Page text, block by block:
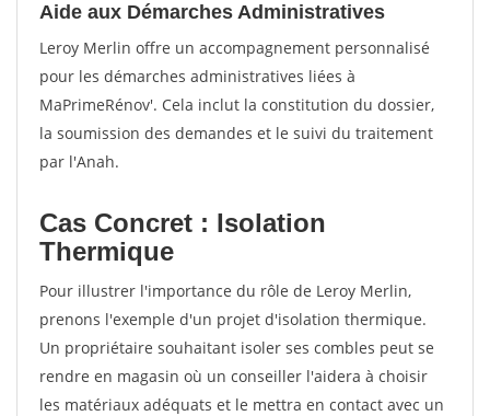
Aide aux Démarches Administratives
Leroy Merlin offre un accompagnement personnalisé
pour les démarches administratives liées à
MaPrimeRénov'. Cela inclut la constitution du dossier,
la soumission des demandes et le suivi du traitement
par l'Anah.
Cas Concret : Isolation
Thermique
Pour illustrer l'importance du rôle de Leroy Merlin,
prenons l'exemple d'un projet d'isolation thermique.
Un propriétaire souhaitant isoler ses combles peut se
rendre en magasin où un conseiller l'aidera à choisir
les matériaux adéquats et le mettra en contact avec un